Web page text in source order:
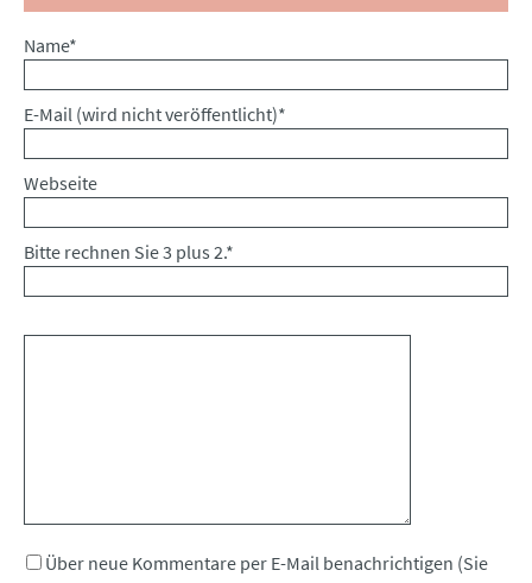
Pflichtfeld
Name*
Pflichtfeld
E-Mail (wird nicht veröffentlicht)*
Webseite
Bitte rechnen Sie 3 plus 2.*
Über neue Kommentare per E-Mail benachrichtigen (Sie